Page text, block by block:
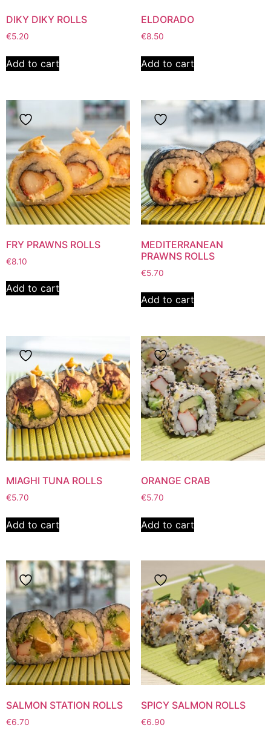
DIKY DIKY ROLLS
€5.20
Add to cart
ELDORADO
€8.50
Add to cart
FRY PRAWNS ROLLS
€8.10
Add to cart
MEDITERRANEAN
PRAWNS ROLLS
€5.70
Add to cart
MIAGHI TUNA ROLLS
€5.70
Add to cart
ORANGE CRAB
€5.70
Add to cart
SALMON STATION ROLLS
€6.70
SPICY SALMON ROLLS
€6.90